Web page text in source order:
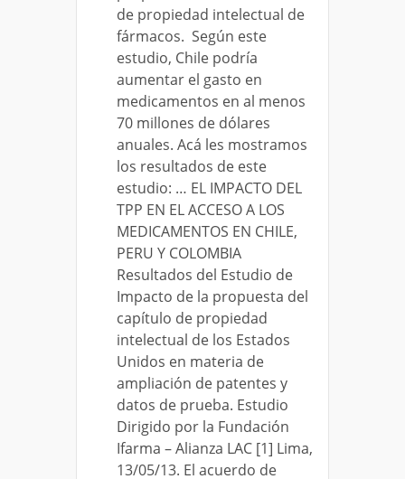
de propiedad intelectual de
fármacos. Según este
estudio, Chile podría
aumentar el gasto en
medicamentos en al menos
70 millones de dólares
anuales. Acá les mostramos
los resultados de este
estudio: … EL IMPACTO DEL
TPP EN EL ACCESO A LOS
MEDICAMENTOS EN CHILE,
PERU Y COLOMBIA
Resultados del Estudio de
Impacto de la propuesta del
capítulo de propiedad
intelectual de los Estados
Unidos en materia de
ampliación de patentes y
datos de prueba. Estudio
Dirigido por la Fundación
Ifarma – Alianza LAC [1] Lima,
13/05/13. El acuerdo de